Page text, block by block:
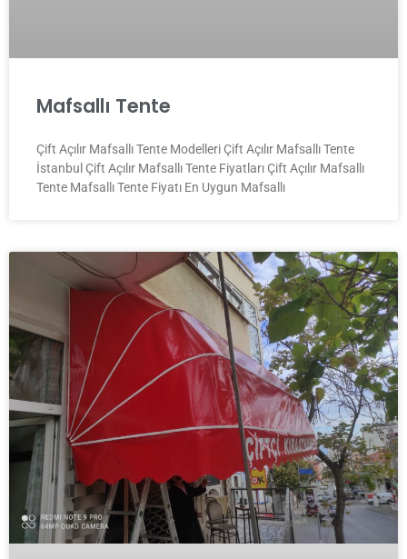
Mafsallı Tente
Çift Açılır Mafsallı Tente Modelleri Çift Açılır Mafsallı Tente
İstanbul Çift Açılır Mafsallı Tente Fiyatları Çift Açılır Mafsallı
Tente Mafsallı Tente Fiyatı En Uygun Mafsallı